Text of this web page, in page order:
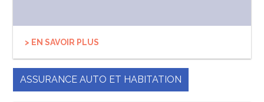
> EN SAVOIR PLUS
ASSURANCE AUTO ET HABITATION